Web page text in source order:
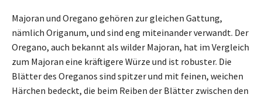
Majoran und Oregano gehören zur gleichen Gattung,
nämlich Origanum, und sind eng miteinander verwandt. Der
Oregano, auch bekannt als wilder Majoran, hat im Vergleich
zum Majoran eine kräftigere Würze und ist robuster. Die
Blätter des Oreganos sind spitzer und mit feinen, weichen
Härchen bedeckt, die beim Reiben der Blätter zwischen den